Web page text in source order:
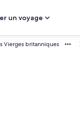
un voyage
Vierges britanniques